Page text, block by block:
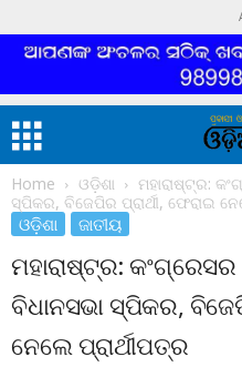
Home ଓଡ଼ିଶା
ମହାରାଷ୍ଟ୍ର:
ସ୍ପିକର, ବିଜେପିର ପ୍ରାର୍ଥୀ, ଫେରାଇ
ଓଡ଼ିଶା ଜାତୀୟ
ମହାରାଷ୍ଟ୍ର: କଂଗ୍ରେସର
ବିଧାନସଭା ସ୍ପିକର,
ନେଲେ ପ୍ରାର୍ଥୀପତ୍ର